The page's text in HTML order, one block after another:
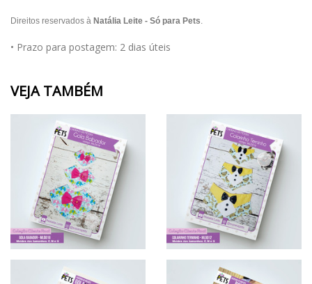
Direitos reservados à Natália Leite - Só para Pets.
• Prazo para postagem: 2 dias úteis
VEJA TAMBÉM